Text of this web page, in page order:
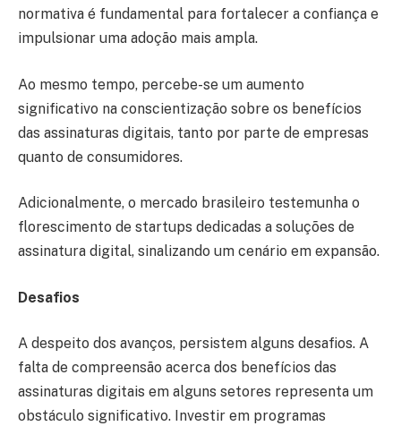
normativa é fundamental para fortalecer a confiança e
impulsionar uma adoção mais ampla.
Ao mesmo tempo, percebe-se um aumento
significativo na conscientização sobre os benefícios
das assinaturas digitais, tanto por parte de empresas
quanto de consumidores.
Adicionalmente, o mercado brasileiro testemunha o
florescimento de startups dedicadas a soluções de
assinatura digital, sinalizando um cenário em expansão.
Desafios
A despeito dos avanços, persistem alguns desafios. A
falta de compreensão acerca dos benefícios das
assinaturas digitais em alguns setores representa um
obstáculo significativo. Investir em programas